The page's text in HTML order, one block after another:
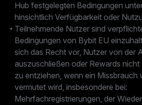
Hub festgelegten Bedingungen
hinsichtlich Verfügbarkeit oder
Teilnehmende Nutzer sind
Bedingungen von Bybit EU
sich das Recht vor, Nutzer von der
auszuschließen oder Rewards
zu entziehen, wenn ein Missbrauch
vermutet wird, insbesondere bei:
Mehrfachregistrierungen, der